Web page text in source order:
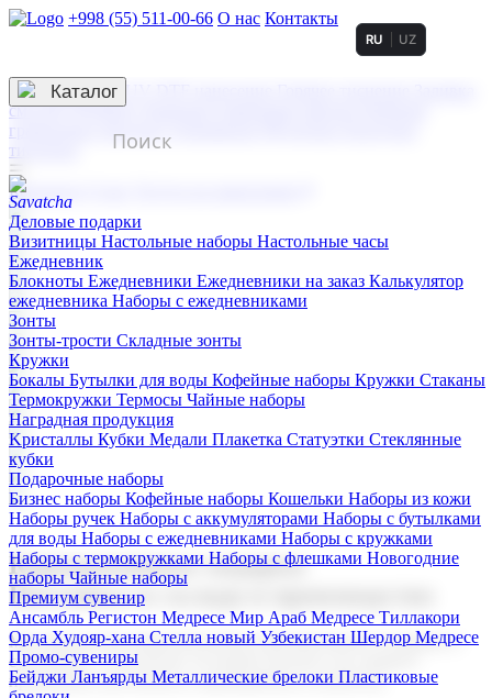
+998 (55) 511-00-66 О нас Контакты
3D гравировка
смолой (Doming)
гравировка твердая
тиснение
RU UZ
☰
Контакты
Каталог
Деловые подарки
Визитницы Настольные наборы Настольные часы
Ежедневник
Блокноты Ежедневники Ежедневники на заказ Калькулятор
ежедневника Наборы с ежедневниками
Зонты
Зонты-трости Складные зонты
Кружки
Бокалы Бутылки для воды Кофейные наборы Кружки Стаканы
Термокружки Термосы Чайные наборы
Наградная продукция
Kристаллы Кубки Медали Плакетка Статуэтки Стеклянные
кубки
Подарочные наборы
Бизнес наборы Кофейные наборы Кошельки Наборы из кожи
Наборы ручек Наборы с аккумуляторами Наборы с бутылками
для воды Наборы с ежедневниками Наборы с кружками
Наборы с термокружками Наборы с флешками Новогодние
наборы Чайные наборы
Премиум сувенир
Ансамбль Регистон Медресе Мир Араб Медресе Тиллакори
Орда Худояр-хана Стелла новый Узбекистан Шердор Медресе
Промо-сувениры
Бейджи Ланъярды Металлические брелоки Пластиковые
Корпоративные подарки
Поставка со склада и производство
Мы предлагаем широкий выбор корпоративных подарков и
сувениров с логотипом. В нашем каталоге вы найдете
продукцию для бизнеса, мероприятия и клиентов.